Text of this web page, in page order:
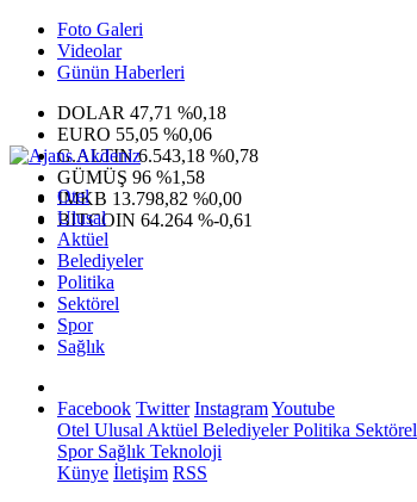
Foto Galeri
Videolar
Günün Haberleri
DOLAR 47,71 %0,18
EURO 55,05 %0,06
G.ALTIN6.543,18 %0,78
GÜMÜŞ 96 %1,58
IMKB 13.798,82 %0,00
BITCOIN 64.264 %-0,61
Otel
Ulusal
Aktüel
Belediyeler
Politika
Sektörel
Spor
Sağlık
Facebook Twitter InstagramYoutube
Otel Ulusal Aktüel BelediyelerPolitika Sektörel
SporSağlık Teknoloji
Künye İletişim RSS